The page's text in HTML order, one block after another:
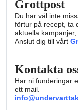
Grottpost
Du har väl inte
förtur på recept, ta
aktuella
Anslut dig till vårt
Kontakta
Har ni funderingar
ett mail.